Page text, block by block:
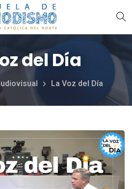
del Día
La Voz del Día